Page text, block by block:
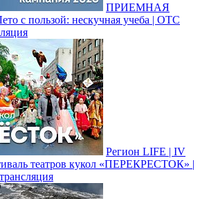
ПРИЕМНАЯ
с пользой: нескучная учеба | ОТС
Регион LIFE | IV
театров кукол «ПЕРЕКРЕСТОК» |